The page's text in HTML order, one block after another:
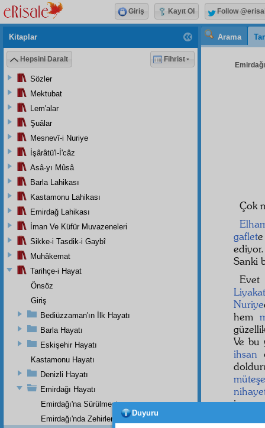
Arama
Çok
gaflet
Sanki
Liyakat
Nuriye
hem
Ve bu
ihsan
isyan
Kitaplar
Hepsini Daralt Fihrist
Sözler
Mektubat
Lem'alar
Şuâlar
Mesnevî-i Nuriye
İşârâtü'l-İ'câz
Asâ-yı Mûsâ
Barla Lahikası
Kastamonu Lahikası
Emirdağ Lahikası
İman Ve Küfür Muvazeneleri
Sikke-i Tasdik-i Gaybî
Muhâkemat
Tarihçe-i Hayat
Önsöz
Giriş
Bediüzzaman'ın İlk Hayatı
Barla Hayatı
Eskişehir Hayatı
Kastamonu Hayatı
Denizli Hayatı
Emirdağı Hayatı
Emirdağı'na Sürülmesi
Emirdağı'nda Zehirlenmesi
Giriş Kayıt Ol Follow
Duyuru